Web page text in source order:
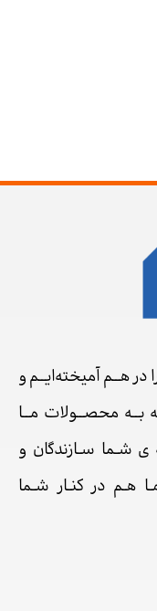
در هــم آمیخته‌ایــم و
محصــولات مــا
شـما سـازندگان و
هـم در کنـار شـما